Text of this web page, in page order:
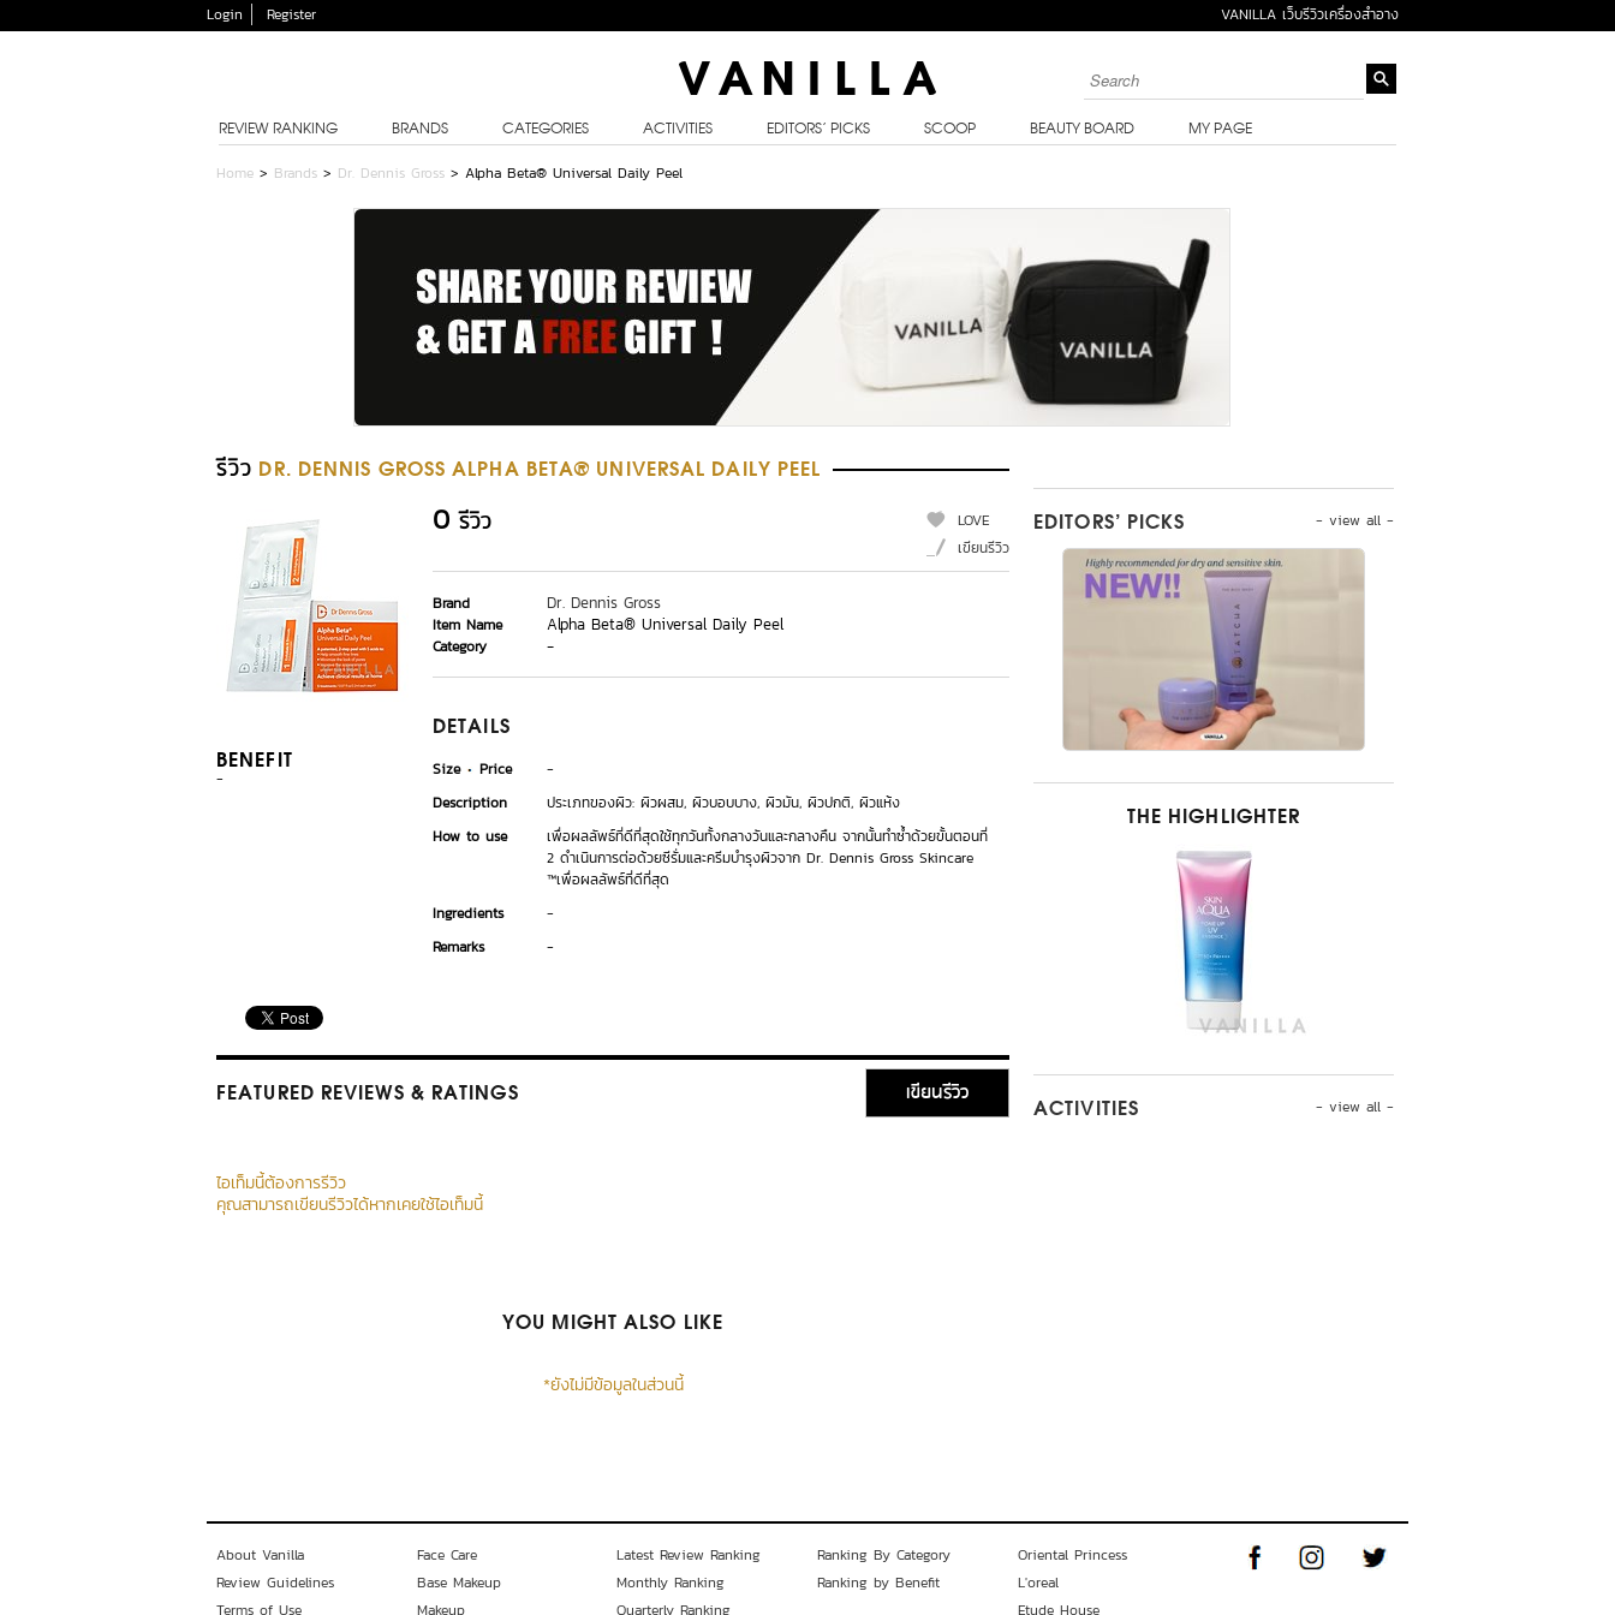
Login Register VANILLA เว็บรีวิวเครื่องสำอาง
REVIEW RANKING BRANDS CATEGORIES ACTIVITIES EDITORS’ PICKS SCOOP BEAUTY BOARD MY PAGE
Home > Brands > Dr. Dennis Gross > Alpha Beta® Universal Daily Peel
รีวิว DR. DENNIS GROSS ALPHA BETA® UNIVERSAL DAILY PEEL
BENEFIT
-
0 รีวิว
LOVE
เขียนรีวิว
Brand Dr. Dennis Gross
Item Name Alpha Beta® Universal Daily Peel
Category -
DETAILS
Size Price
-
Description
ประเภทของผิว: ผิวผสม, ผิวบอบบาง, ผิวมัน, ผิวปกติ, ผิวแห้ง
How to use
เพื่อผลลัพธ์ที่ดีที่สุดใช้ทุกวันทั้งกลางวันและกลางคืน จากนั้นทำซ้ำด้วยขั้นตอนที่
2 ดำเนินการต่อด้วยซีรั่มและครีมบำรุงผิวจาก Dr. Dennis Gross Skincare
™เพื่อผลลัพธ์ที่ดีที่สุด
Ingredients
-
Remarks
-
FEATURED REVIEWS & RATINGS เขียนรีวิว
ไอเท็มนี้ต้องการรีวิว
คุณสามารถเขียนรีวิวได้หากเคยใช้ไอเท็มนี้
YOU MIGHT ALSO LIKE
*ยังไม่มีข้อมูลในส่วนนี้
- view all -
EDITORS’ PICKS
THE HIGHLIGHTER
- view all -
ACTIVITIES
About Vanilla
Review Guidelines
Terms of Use
Face Care
Base Makeup
Makeup
Latest Review Ranking
Monthly Ranking
Quarterly Ranking
Ranking By Category
Ranking by Benefit
Oriental Princess
L'oreal
Etude House